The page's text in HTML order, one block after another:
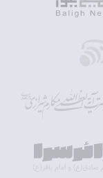
على اكبر، آخوندى، محمد، دار الكتب الإسلاميه، تهران، ‏1407 ق، چاپ چهارم،